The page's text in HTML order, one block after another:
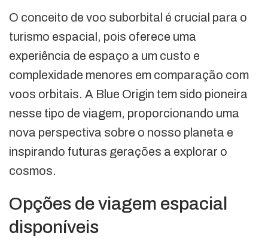
O conceito de voo suborbital é crucial para o
turismo espacial, pois oferece uma
experiência de espaço a um custo e
complexidade menores em comparação com
voos orbitais. A Blue Origin tem sido pioneira
nesse tipo de viagem, proporcionando uma
nova perspectiva sobre o nosso planeta e
inspirando futuras gerações a explorar o
cosmos.
Opções de viagem espacial
disponíveis